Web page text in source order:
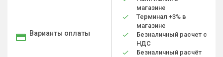
Варианты оплаты
магазине
Терминал +3% в
магазине
Безналичный расчет с
НДС
Безналичный расчёт